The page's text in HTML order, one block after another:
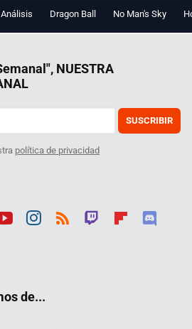
Análisis Dragon Ball No Man's Sky
NUESTRA
SUSCRIBIR
política de privacidad
de...